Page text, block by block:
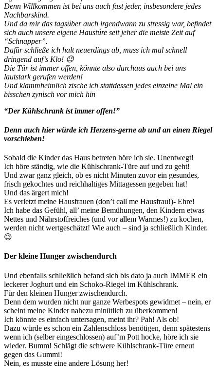
Denn Willkommen ist bei uns auch fast jeder, insbesondere jedes
Nachbarskind.
Und da mir das tagsüber auch irgendwann zu stressig war, befindet
sich auch unsere eigene Haustüre seit jeher die meiste Zeit auf
“Schnapper”.
Dafür schließe ich halt neuerdings ab, muss ich mal schnell
dringend auf’s Klo! 😉
Die Tür ist immer offen, könnte also durchaus auch bei uns
lautstark gerufen werden!
Und klammheimlich zische ich stattdessen jedes einzelne Mal ein
bisschen zynisch vor mich hin
“Der Kühlschrank ist immer offen!”
Denn auch hier würde ich Herzens-gerne ab und an einen Riegel
vorschieben!
Sobald die Kinder das Haus betreten höre ich sie. Unentwegt!
Ich höre ständig, wie die Kühlschrank-Türe auf und zu geht!
Und zwar ganz gleich, ob es nicht Minuten zuvor ein gesundes,
frisch gekochtes und reichhaltiges Mittagessen gegeben hat!
Und das ärgert mich!
Es verletzt meine Hausfrauen (don’t call me Hausfrau!)- Ehre!
Ich habe das Gefühl, all’ meine Bemühungen, den Kindern etwas
Nettes und Nährstoffreiches (und vor allem Warmes!) zu kochen,
werden nicht wertgeschätzt! Wie auch – sind ja schließlich Kinder.
😉
Der kleine Hunger zwischendurch
Und ebenfalls schließlich befand sich bis dato ja auch IMMER ein
leckerer Joghurt und ein Schoko-Riegel im Kühlschrank.
Für den kleinen Hunger zwischendurch.
Denn dem wurden nicht nur ganze Werbespots gewidmet – nein, er
scheint meine Kinder nahezu minütlich zu überkommen!
Ich könnte es einfach untersagen, meint ihr? Pah! Als ob!
Dazu würde es schon ein Zahlenschloss benötigen, denn spätestens
wenn ich (selber eingeschlossen) auf’m Pott hocke, höre ich sie
wieder. Bumm! Schlägt die schwere Kühlschrank-Türe erneut
gegen das Gummi!
Nein, es musste eine andere Lösung her!